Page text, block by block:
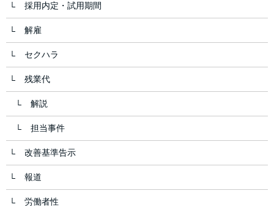
採用内定・試用期間
解雇
セクハラ
残業代
解説
担当事件
改善基準告示
報道
労働者性